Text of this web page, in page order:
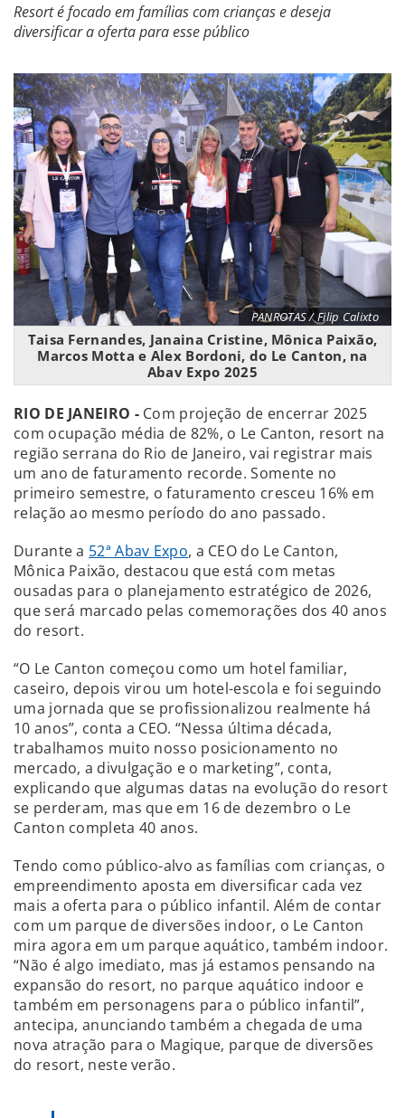
Resort é focado em famílias com crianças e deseja
diversificar a oferta para esse público
PANROTAS / Filip Calixto
Taisa Fernandes, Janaina Cristine, Mônica Paixão,
Marcos Motta e Alex Bordoni, do Le Canton, na
Abav Expo 2025
RIO DE JANEIRO -Com projeção de encerrar 2025
com ocupação média de 82%, o Le Canton, resort na
região serrana do Rio de Janeiro, vai registrar mais
um ano de faturamento recorde. Somente no
primeiro semestre, o faturamento cresceu 16% em
relação ao mesmo período do ano passado.
Durante a 52ª Abav Expo, a CEO do Le Canton,
Mônica Paixão, destacou que está com metas
ousadas para o planejamento estratégico de 2026,
que será marcado pelas comemorações dos 40 anos
do resort.
“O Le Canton começou como um hotel familiar,
caseiro, depois virou um hotel-escola e foi seguindo
uma jornada que se profissionalizou realmente há
10 anos”, conta a CEO. “Nessa última década,
trabalhamos muito nosso posicionamento no
mercado, a divulgação e o marketing”, conta,
explicando que algumas datas na evolução do resort
se perderam, mas que em 16 de dezembro o Le
Canton completa 40 anos.
Tendo como público-alvo as famílias com crianças, o
empreendimento aposta em diversificar cada vez
mais a oferta para o público infantil. Além de contar
com um parque de diversões indoor, o Le Canton
mira agora em um parque aquático, também indoor.
“Não é algo imediato, mas já estamos pensando na
expansão do resort, no parque aquático indoor e
também em personagens para o público infantil”,
antecipa, anunciando também a chegada de uma
nova atração para o Magique, parque de diversões
do resort, neste verão.